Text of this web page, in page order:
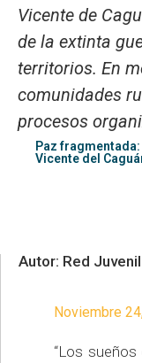
Vicente de
de la extinta
territorios. En
comunidades
procesos
Paz
Vicente del
Autor: Red
Noviembre
“Los